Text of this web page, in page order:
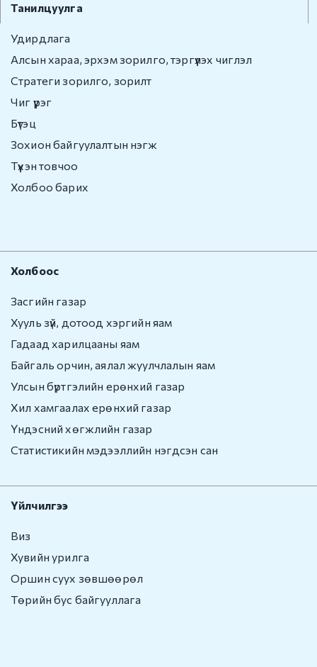
Танилцуулга
Удирдлага
Алсын хараа, эрхэм зорилго, тэргүүлэх чиглэл
Стратеги зорилго, зорилт
Чиг үүрэг
Бүтэц
Зохион байгуулалтын нэгж
Түүхэн товчоо
Холбоо барих
Холбоос
Засгийн газар
Хууль зүй, дотоод хэргийн яам
Гадаад харилцааны яам
Байгаль орчин, аялал жуулчлалын яам
Улсын бүртгэлийн ерөнхий газар
Хил хамгаалах ерөнхий газар
Үндэсний хөгжлийн газар
Статистикийн мэдээллийн нэгдсэн сан
Үйлчилгээ
Виз
Хувийн урилга
Оршин суух зөвшөөрөл
Төрийн бус байгууллага